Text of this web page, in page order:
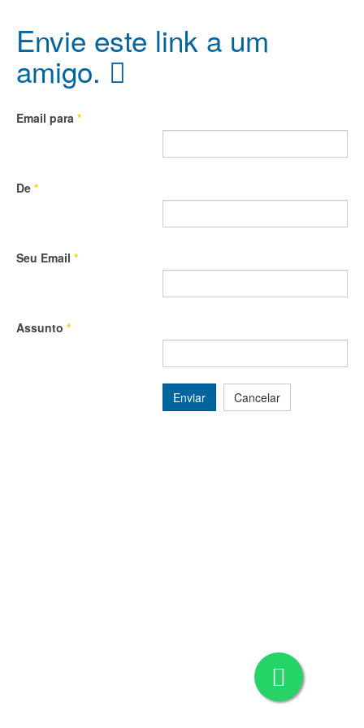
Envie este link a um
amigo.
Email para *
De *
Seu Email *
Assunto *
Enviar Cancelar